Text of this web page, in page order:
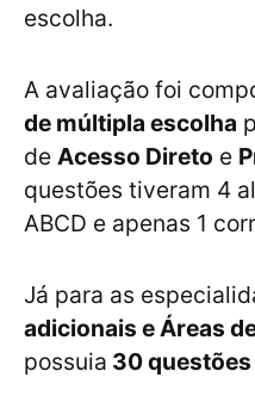
escolha.
A avaliação foi
de múltipla escolha
de Acesso Direto e
questões tiveram 4
ABCD e apenas 1
Já para as
adicionais e Áreas
possuia 30 questões